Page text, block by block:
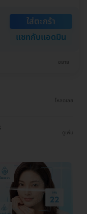
ใส่ตะกร้า
แชทกับแอดมิน
ขยาย
โหลดเลย
ดูเพิ่ม